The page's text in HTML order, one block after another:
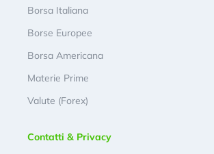
Borsa Italiana
Borse Europee
Borsa Americana
Materie Prime
Valute (Forex)
Contatti & Privacy